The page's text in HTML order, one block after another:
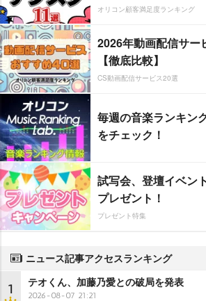
オリコン顧客満足度ランキング
2026年動画配信サー
【徹底比較】
CS動画配信サービス20選
毎週の音楽ランキン
をチェック！
試写会、登壇イベン
プレゼント！
プレゼント特集
ニュース記事アクセスランキング
1 テオくん、加藤乃愛との破局を発表
2026-08-07 21:21